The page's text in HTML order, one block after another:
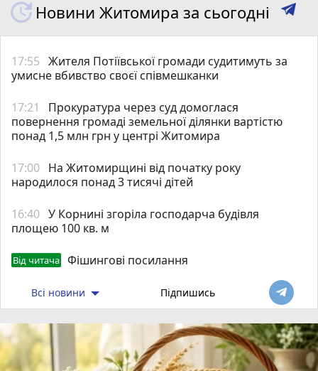
Новини Житомира за сьогодні
17:55 Жителя Потіївської громади судитимуть за
умисне вбивство своєї співмешканки
17:21
Прокуратура через суд домоглася
повернення громаді земельної ділянки вартістю
понад 1,5 млн грн у центрі Житомира
17:00 На Житомирщині від початку року
народилося понад 3 тисячі дітей
16:40 У Корнині згоріла господарча будівля
площею 100 кв. м
Від читача Фішингові посилання
Всі новини Підпишись